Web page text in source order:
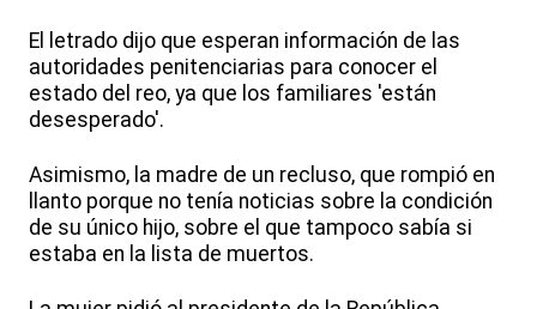
El letrado dijo que esperan información de las
autoridades penitenciarias para conocer el
estado del reo, ya que los familiares 'están
desesperado'.
Asimismo, la madre de un recluso, que rompió en
llanto porque no tenía noticias sobre la condición
de su único hijo, sobre el que tampoco sabía si
estaba en la lista de muertos.